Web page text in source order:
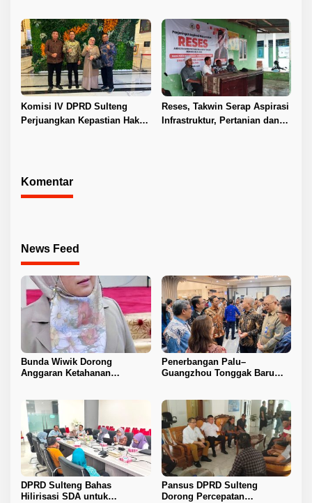
Sawit di Toli-Toli
Komisi IV DPRD Sulteng
Perjuangkan Kepastian Hak
Reses, Takwin Serap Aspirasi
Infrastruktur, Pertanian dan
Komentar
News Feed
Bunda Wiwik Dorong
Anggaran Ketahanan
Penerbangan Palu–
Guangzhou Tonggak Baru
DPRD Sulteng Bahas
Hilirisasi SDA untuk
Pansus DPRD Sulteng
Dorong Percepatan